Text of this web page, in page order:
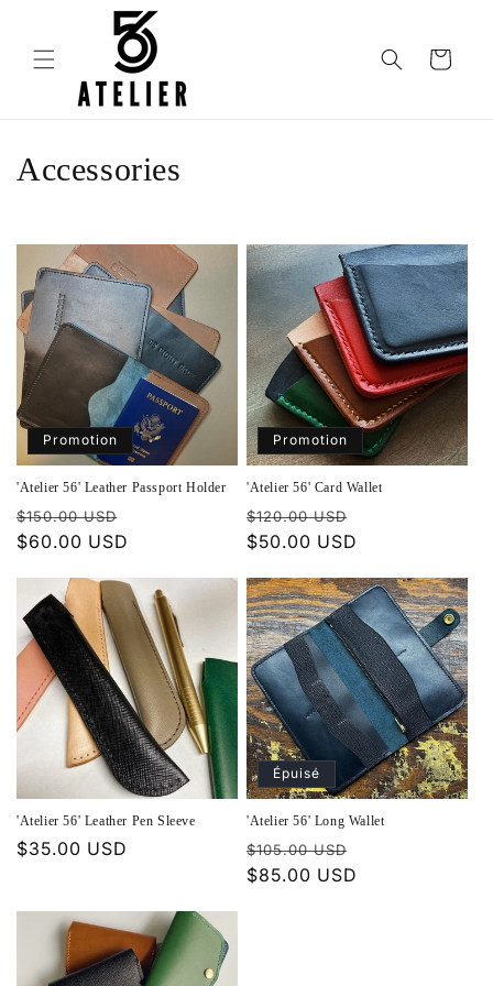
contenu
Panier
C
l
l
e
c
t
i
o
n
Accessories
Promotion
'Atelier 56' Leather Passport Holder
Prix
habituel
$150.00 USD
promotionnel
$60.00 USD
Promotion
'Atelier 56' Card Wallet
Prix
habituel
$120.00 USD
$50.00 USD
'Atelier 56' Leather Pen Sleeve
Prix
$35.00 USD
Épuisé
'Atelier 56' Long Wallet
Prix
habituel
$105.00 USD
$85.00 USD